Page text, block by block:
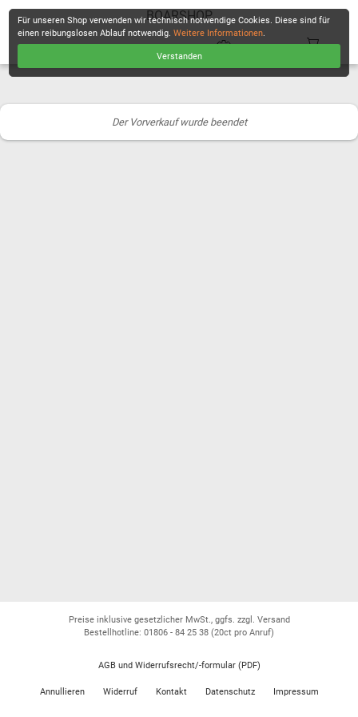
BOARSHOP
Der Vorverkauf wurde beendet
Für unseren Shop verwenden wir technisch notwendige Cookies. Diese sind für
einen reibungslosen Ablauf notwendig.Weitere Informationen.
Verstanden
Preise inklusive gesetzlicher MwSt., ggfs. zzgl. Versand
Bestellhotline: 01806 - 84 25 38 (20ct pro Anruf)
AGB und Widerrufsrecht/-formular (PDF)
Annullieren Widerruf Kontakt Datenschutz Impressum